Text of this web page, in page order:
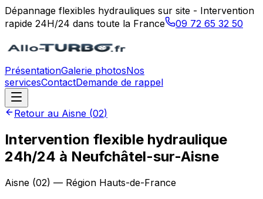
Dépannage flexibles hydrauliques sur site - Intervention
rapide 24H/24 dans toute la France
09 72 65 32 50
PrésentationGalerie photosNos
servicesContactDemande de rappel
Retour au Aisne (02)
Intervention flexible hydraulique
24h/24 à Neufchâtel-sur-Aisne
Aisne (02) — Région Hauts-de-France